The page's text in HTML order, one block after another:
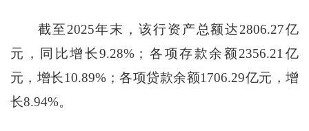
截至2025年末，该行资产总额达2806.27亿
元，同比增长9.28%；各项存款余额2356.21亿
元，增长10.89%；各项贷款余额1706.29亿元，增
长8.94%。